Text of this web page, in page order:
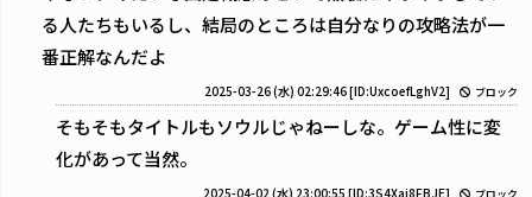
る人たちもいるし、結局のところは自分なりの攻略法が一
番正解なんだよ
2025-03-26 (水) 02:29:46[ID:UxcoefLghV2] ブロック
そもそもタイトルもソウルじゃねーしな。ゲーム性に変
化があって当然。
2025-04-02 (水) 23:00:55 [ID:3S4Xaj8FBJE] ブロック